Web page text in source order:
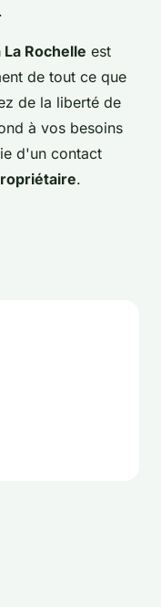
Rochelle est
de tout ce que
de la liberté de
à vos besoins
d'un contact
.